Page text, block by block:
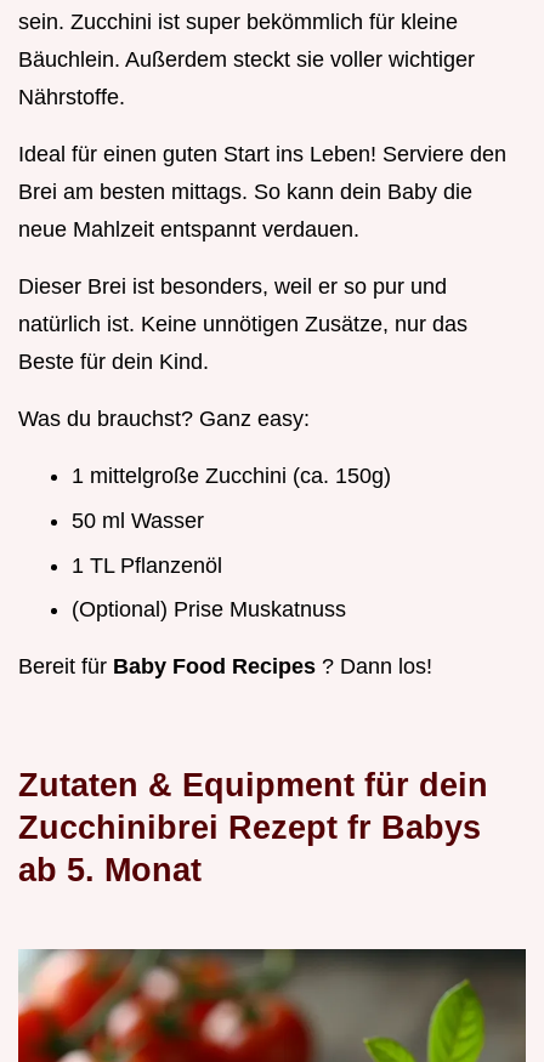
sein. Zucchini ist super bekömmlich für kleine
Bäuchlein. Außerdem steckt sie voller wichtiger
Nährstoffe.
Ideal für einen guten Start ins Leben! Serviere den
Brei am besten mittags. So kann dein Baby die
neue Mahlzeit entspannt verdauen.
Dieser Brei ist besonders, weil er so pur und
natürlich ist. Keine unnötigen Zusätze, nur das
Beste für dein Kind.
Was du brauchst? Ganz easy:
1 mittelgroße Zucchini (ca. 150g)
50 ml Wasser
1 TL Pflanzenöl
(Optional) Prise Muskatnuss
Bereit für Baby Food Recipes ? Dann los!
Zutaten & Equipment für dein
Zucchinibrei Rezept fr Babys
ab 5. Monat